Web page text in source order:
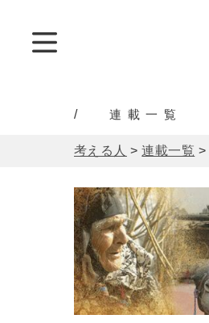
連載一覧
考える人 >連載一覧 >